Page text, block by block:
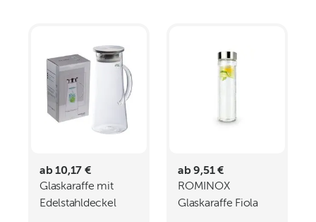
ab 10,17 €
Glaskaraffe mit
Edelstahldeckel
ab 9,51 €
ROMINOX
Glaskaraffe Fiola